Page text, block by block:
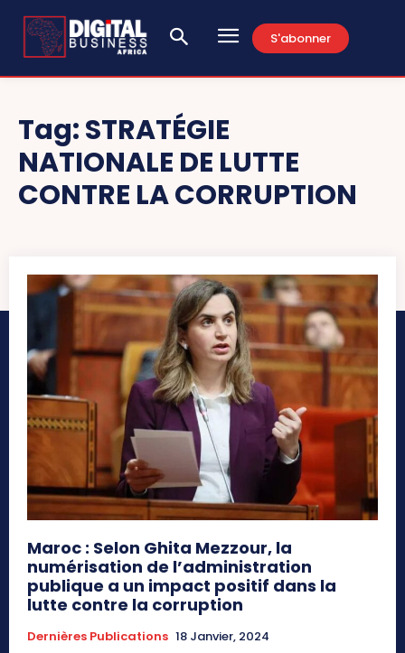
S'abonner
Tag:STRATÉGIE
NATIONALE DE LUTTE
CONTRE LA CORRUPTION
Maroc : Selon Ghita Mezzour, la
numérisation de l’administration
publique a un impact positif dans la
lutte contre la corruption
Dernières Publications 18 Janvier, 2024